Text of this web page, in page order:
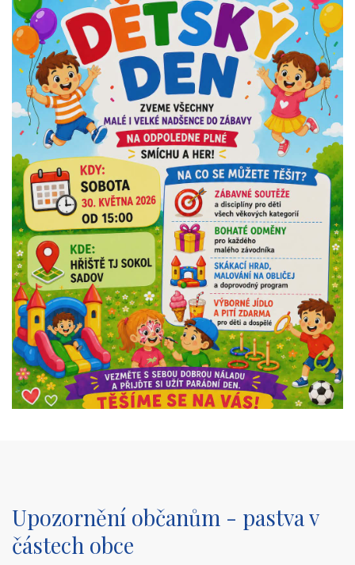
Upozornění občanům - pastva v
částech obce